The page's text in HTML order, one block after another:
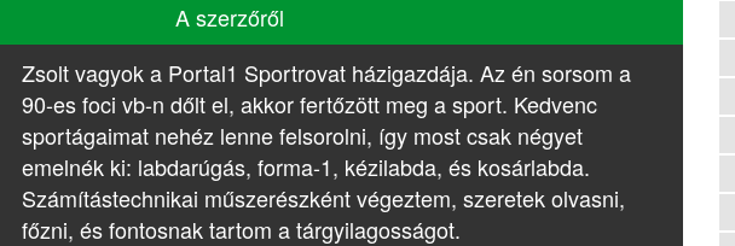
A szerzőről
Zsolt vagyok a Portal1 Sportrovat házigazdája. Az én sorsom a
90-es foci vb-n dőlt el, akkor fertőzött meg a sport. Kedvenc
sportágaimat nehéz lenne felsorolni, így most csak négyet
emelnék ki: labdarúgás, forma-1, kézilabda, és kosárlabda.
Számítástechnikai műszerészként végeztem, szeretek olvasni,
főzni, és fontosnak tartom a tárgyilagosságot.